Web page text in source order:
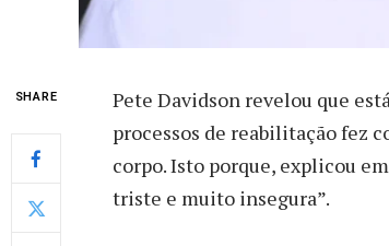
SHARE Pete Davidson revelou que
processos de reabilitação fez
corpo. Isto porque, explicou
triste e muito insegura”.